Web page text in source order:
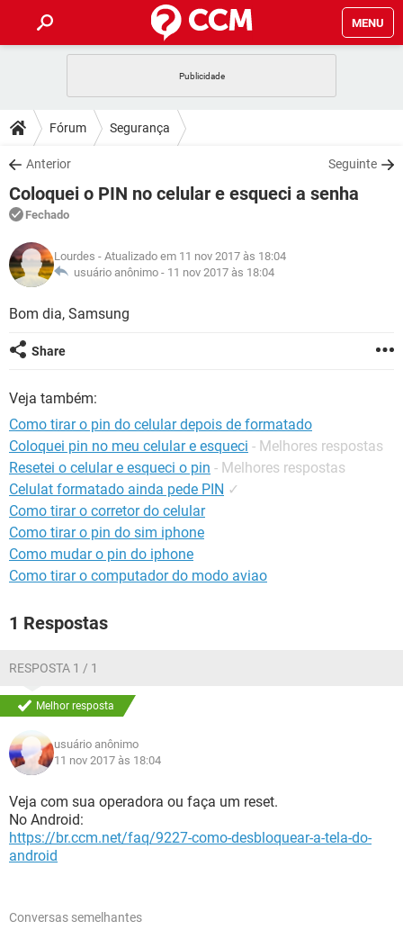
MENU
CELULAR
OUTLOOK
INSTAGRAM GMAIL
GUIA DE COMPRAS
DICAS
JOGOS
OUTLOOK
INSTAGRAM
GUIA DE COMPRAS
DOWNLOADS
JOGOS WHATSAPP
CELULAR
OUTLOOK EXCEL
INSTAGRAM
GUIA DE COMPRAS
FÓRUM
JOGOS
CELULAR FACEBOOK
GLOSSÁRIO
JOGOS
CELULAR
OUTLOOK
GUIA DE COMPRAS
Fórum Segurança
Anterior Seguinte
Coloquei o PIN no celular e esqueci a senha
Fechado
Lourdes - Atualizado em 11 nov 2017 às 18:04
usuário anônimo - 11 nov 2017 às 18:04
Bom dia, Samsung
Share
Veja também:
Como tirar o pin do celular depois de formatado
Coloquei pin no meu celular e esqueci - Melhores respostas
Resetei o celular e esqueci o pin - Melhores respostas
Celulat formatado ainda pede PIN ✓
Como tirar o corretor do celular
Como tirar o pin do sim iphone
Como mudar o pin do iphone
Como tirar o computador do modo aviao
1 Respostas
RESPOSTA 1 / 1
Melhor resposta
usuário anônimo
11 nov 2017 às 18:04
Veja com sua operadora ou faça um reset.
No Android:
https://br.ccm.net/faq/9227-como-desbloquear-a-tela-do-
android
Conversas semelhantes